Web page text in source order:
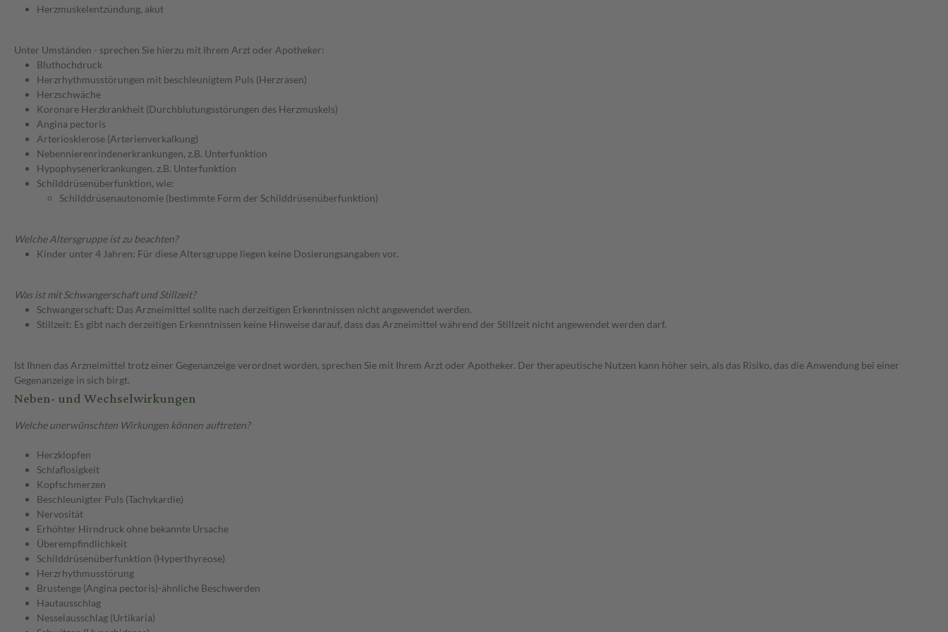
Herzmuskelentzündung, akut
Unter Umständen - sprechen Sie hierzu mit Ihrem Arzt oder Apotheker:
Bluthochdruck
Herzrhythmusstörungen mit beschleunigtem Puls (Herzrasen)
Herzschwäche
Koronare Herzkrankheit (Durchblutungsstörungen des Herzmuskels)
Angina pectoris
Arteriosklerose (Arterienverkalkung)
Nebennierenrindenerkrankungen, z.B. Unterfunktion
Hypophysenerkrankungen, z.B. Unterfunktion
Schilddrüsenüberfunktion, wie:
Schilddrüsenautonomie (bestimmte Form der Schilddrüsenüberfunktion)
Welche Altersgruppe ist zu beachten?
Kinder unter 4 Jahren: Für diese Altersgruppe liegen keine Dosierungsangaben vor.
Was ist mit Schwangerschaft und Stillzeit?
Schwangerschaft: Das Arzneimittel sollte nach derzeitigen Erkenntnissen nicht angewendet werden.
Stillzeit: Es gibt nach derzeitigen Erkenntnissen keine Hinweise darauf, dass das Arzneimittel während der Stillzeit nicht angewendet werden darf.
Ist Ihnen das Arzneimittel trotz einer Gegenanzeige verordnet worden, sprechen Sie mit Ihrem Arzt oder Apotheker. Der therapeutische Nutzen kann höher sein, als das Risiko, das die Anwendung bei einer
Gegenanzeige in sich birgt.
Neben- und Wechselwirkungen
Welche unerwünschten Wirkungen können auftreten?
Herzklopfen
Schlaflosigkeit
Kopfschmerzen
Beschleunigter Puls (Tachykardie)
Nervosität
Erhöhter Hirndruck ohne bekannte Ursache
Überempfindlichkeit
Schilddrüsenüberfunktion (Hyperthyreose)
Herzrhythmusstörung
Brustenge (Angina pectoris)-ähnliche Beschwerden
Hautausschlag
Nesselausschlag (Urtikaria)